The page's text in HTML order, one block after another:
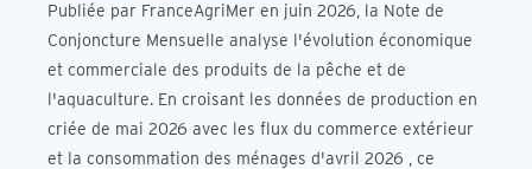
Publiée par FranceAgriMer en juin 2026, la Note de
Conjoncture Mensuelle analyse l'évolution économique
et commerciale des produits de la pêche et de
l'aquaculture. En croisant les données de production en
criée de mai 2026 avec les flux du commerce extérieur
et la consommation des ménages d'avril 2026 , ce